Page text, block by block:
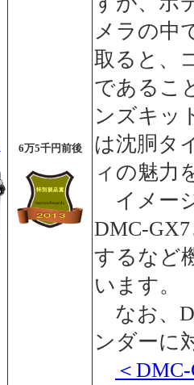
6万5千円前後
メラの中
取ると、
であるこ
ンズキッ
は沈胴タ
ィの魅力
イメー
DMC-
するなど
います。
なお、
ンダーに
＜